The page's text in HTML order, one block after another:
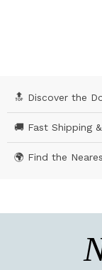
🔝 Discover the
🚚 Fast Shipping
🌍 Find the